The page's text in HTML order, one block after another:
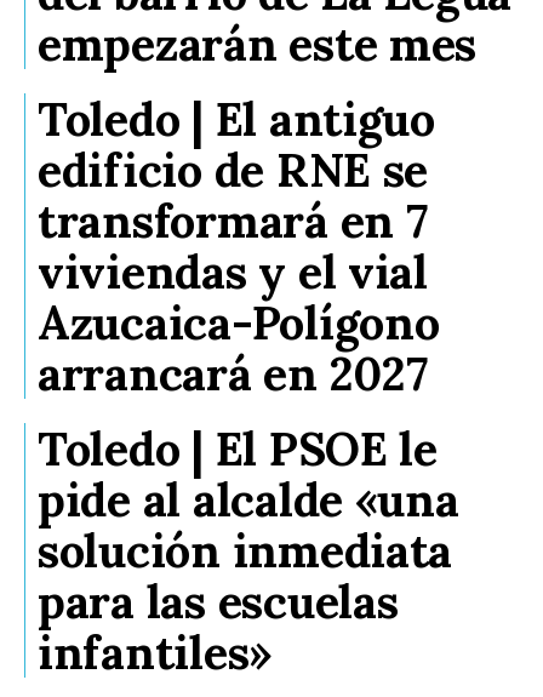
empezarán este mes
Toledo | El antiguo
edificio de RNE se
transformará en 7
viviendas y el vial
Azucaica-Polígono
arrancará en 2027
Toledo | El PSOE le
pide al alcalde «una
solución inmediata
para las escuelas
infantiles»